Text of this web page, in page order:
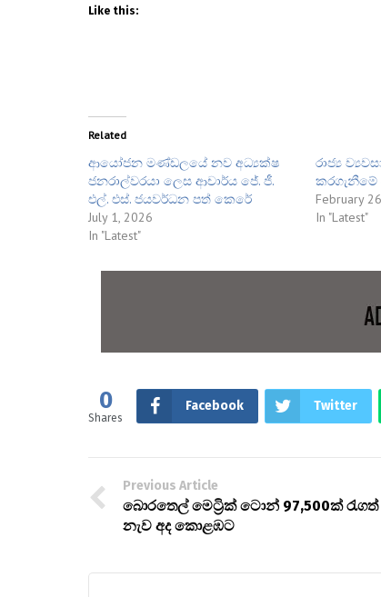
Like this:
Related
ආයෝජන මණ්ඩලයේ නව අධ්‍යක්ෂ
ජනරාල්වරයා ලෙස ආචාර්ය ජේ. ජී.
එල්. එස්. ජයවර්ධන පත් කෙරේ
July 1, 2026
In "Latest"
රාජ්‍ය
කරගැනීමේ
February
In "Latest"
0
Shares
Facebook Twitter
Previous Article
බොරතෙල් මෙට්‍රික් ටොන් 97,500ක්
නැව අද කොළඹට